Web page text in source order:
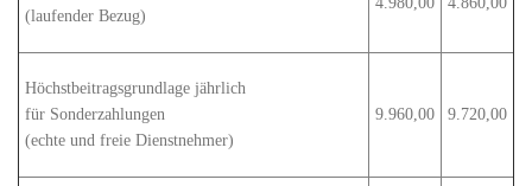
(laufender Bezug)
Höchstbeitragsgrundlage jährlich
für Sonderzahlungen
(echte und freie Dienstnehmer)
9.960,00 9.720,00